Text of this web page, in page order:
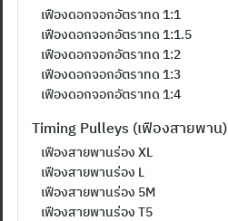
เฟืองดอกจอกอัตราทด 1:1
เฟืองดอกจอกอัตราทด 1:1.5
เฟืองดอกจอกอัตราทด 1:2
เฟืองดอกจอกอัตราทด 1:3
เฟืองดอกจอกอัตราทด 1:4
Timing Pulleys (เฟืองสายพาน)
เฟืองสายพานร่อง XL
เฟืองสายพานร่อง L
เฟืองสายพานร่อง 5M
เฟืองสายพานร่อง T5